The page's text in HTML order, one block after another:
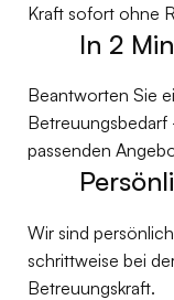
Kraft sofort ohne
Beantworten Sie
passenden
In 2
Wir sind
schrittweise bei
Betreuungskraft.